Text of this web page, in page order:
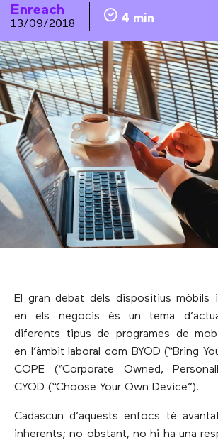
Enreach
13/09/2018 4 min
El gran debat dels dispositius mòbils
en els negocis és un tema
diferents tipus de programes de
en l’àmbit laboral com BYOD (“Bring
COPE (“Corporate Owned,
CYOD (“Choose Your Own Device”).
Cadascun d’aquests enfocs té
inherents; no obstant, no hi ha una